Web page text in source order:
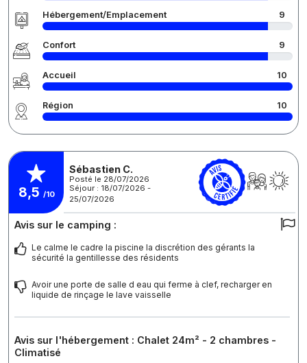
Hébergement/Emplacement 9
Confort 9
Accueil 10
Région 10
8,5 /10
Sébastien C.
Posté le 28/07/2026
Séjour : 18/07/2026 -
25/07/2026
Avis sur le camping :
Le calme le cadre la piscine la discrétion des gérants la
sécurité la gentillesse des résidents
Avoir une porte de salle d eau qui ferme à clef, recharger en
liquide de rinçage le lave vaisselle
Avis sur l'hébergement : Chalet 24m² - 2 chambres -
Climatisé